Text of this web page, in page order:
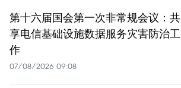
第十六届国会第一次非常规会议：共
享电信基础设施数据服务灾害防治工
作
07/08/2026 09:08